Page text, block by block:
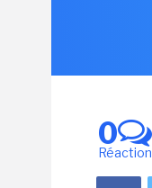
0
Réaction